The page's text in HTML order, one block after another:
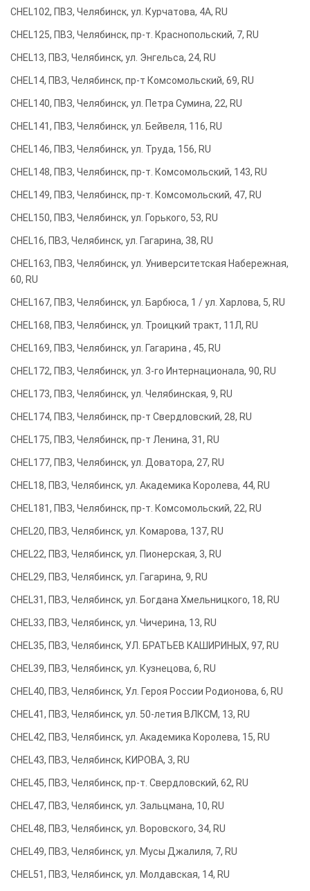
CHEL102, ПВЗ, Челябинск, ул. Курчатова, 4А, RU
CHEL125, ПВЗ, Челябинск, пр-т. Краснопольский, 7, RU
CHEL13, ПВЗ, Челябинск, ул. Энгельса, 24, RU
CHEL14, ПВЗ, Челябинск, пр-т Комсомольский, 69, RU
CHEL140, ПВЗ, Челябинск, ул. Петра Сумина, 22, RU
CHEL141, ПВЗ, Челябинск, ул. Бейвеля, 116, RU
CHEL146, ПВЗ, Челябинск, ул. Труда, 156, RU
CHEL148, ПВЗ, Челябинск, пр-т. Комсомольский, 143, RU
CHEL149, ПВЗ, Челябинск, пр-т. Комсомольский, 47, RU
CHEL150, ПВЗ, Челябинск, ул. Горького, 53, RU
CHEL16, ПВЗ, Челябинск, ул. Гагарина, 38, RU
CHEL163, ПВЗ, Челябинск, ул. Университетская Набережная,
60, RU
CHEL167, ПВЗ, Челябинск, ул. Барбюса, 1 / ул. Харлова, 5, RU
CHEL168, ПВЗ, Челябинск, ул. Троицкий тракт, 11Л, RU
CHEL169, ПВЗ, Челябинск, ул. Гагарина , 45, RU
CHEL172, ПВЗ, Челябинск, ул. 3-го Интернационала, 90, RU
CHEL173, ПВЗ, Челябинск, ул. Челябинская, 9, RU
CHEL174, ПВЗ, Челябинск, пр-т Свердловский, 28, RU
CHEL175, ПВЗ, Челябинск, пр-т Ленина, 31, RU
CHEL177, ПВЗ, Челябинск, ул. Доватора, 27, RU
CHEL18, ПВЗ, Челябинск, ул. Академика Королева, 44, RU
CHEL181, ПВЗ, Челябинск, пр-т. Комсомольский, 22, RU
CHEL20, ПВЗ, Челябинск, ул. Комарова, 137, RU
CHEL22, ПВЗ, Челябинск, ул. Пионерская, 3, RU
CHEL29, ПВЗ, Челябинск, ул. Гагарина, 9, RU
CHEL31, ПВЗ, Челябинск, ул. Богдана Хмельницкого, 18, RU
CHEL33, ПВЗ, Челябинск, ул. Чичерина, 13, RU
CHEL35, ПВЗ, Челябинск, УЛ. БРАТЬЕВ КАШИРИНЫХ, 97, RU
CHEL39, ПВЗ, Челябинск, ул. Кузнецова, 6, RU
CHEL40, ПВЗ, Челябинск, Ул. Героя России Родионова, 6, RU
CHEL41, ПВЗ, Челябинск, ул. 50-летия ВЛКСМ, 13, RU
CHEL42, ПВЗ, Челябинск, ул. Академика Королева, 15, RU
CHEL43, ПВЗ, Челябинск, КИРОВА, 3, RU
CHEL45, ПВЗ, Челябинск, пр-т. Свердловский, 62, RU
CHEL47, ПВЗ, Челябинск, ул. Зальцмана, 10, RU
CHEL48, ПВЗ, Челябинск, ул. Воровского, 34, RU
CHEL49, ПВЗ, Челябинск, ул. Мусы Джалиля, 7, RU
CHEL51, ПВЗ, Челябинск, ул. Молдавская, 14, RU